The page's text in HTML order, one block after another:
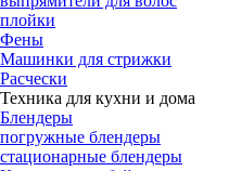
плойки
Фены
Машинки для стрижки
Расчески
Техника для кухни и дома
Блендеры
погружные блендеры
стационарные блендеры